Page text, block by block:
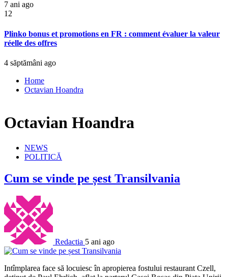
7 ani ago
12
Plinko bonus et promotions en FR : comment évaluer la valeur
réelle des offres
4 săptămâni ago
Home
Octavian Hoandra
Octavian Hoandra
NEWS
POLITICĂ
Cum se vinde pe șest Transilvania
Redactia 5 ani ago
Intîmplarea face să locuiesc în apropierea fostului restaurant Czell,